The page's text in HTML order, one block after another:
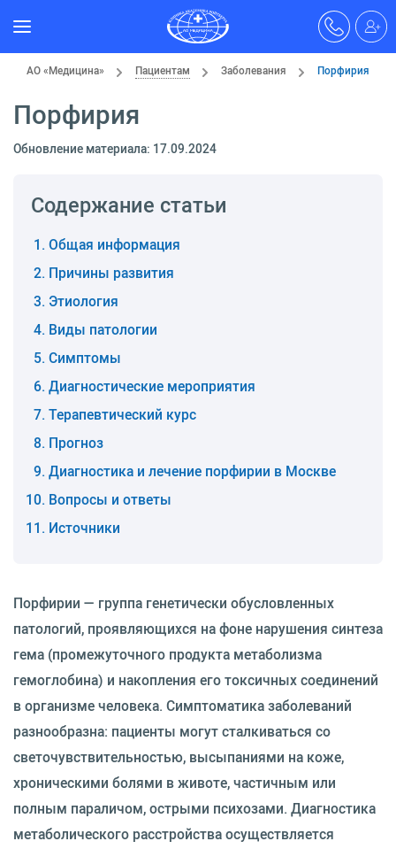
АО «Медицина» Пациентам Заболевания Порфирия
Порфирия
Обновление материала: 17.09.2024
Содержание статьи
Общая информация
Причины развития
Этиология
Виды патологии
Симптомы
Диагностические мероприятия
Терапевтический курс
Прогноз
Диагностика и лечение порфирии в Москве
Вопросы и ответы
Источники
Порфирии — группа генетически обусловленных
патологий, проявляющихся на фоне нарушения синтеза
гема (промежуточного продукта метаболизма
гемоглобина) и накопления его токсичных соединений
в организме человека. Симптоматика заболеваний
разнообразна: пациенты могут сталкиваться со
светочувствительностью, высыпаниями на коже,
хроническими болями в животе, частичным или
полным параличом, острыми психозами. Диагностика
метаболического расстройства осуществляется